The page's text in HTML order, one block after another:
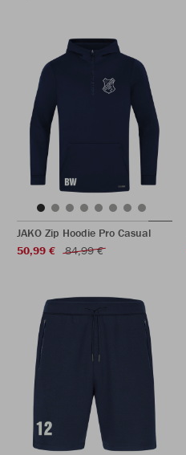
JAKO Zip Hoodie Pro Casual
50,99 €
84,99 €